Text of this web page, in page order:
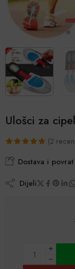
Ulošci za
Korisničke
ocjene:
5.00
ukupno 5 (
(2
Dostava i povrat
Dijeli
Alternative: